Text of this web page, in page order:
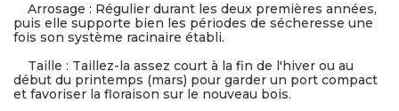
Arrosage : Régulier durant les deux premières années,
puis elle supporte bien les périodes de sécheresse une
fois son système racinaire établi.
Taille : Taillez-la assez court à la fin de l'hiver ou au
début du printemps (mars) pour garder un port compact
et favoriser la floraison sur le nouveau bois.